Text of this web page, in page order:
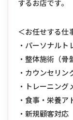
するお店です。
＜お任せする仕
・パーソナルト
・整体施術（骨
・カウンセリン
・トレーニング
・食事・栄養ア
・新規顧客対応